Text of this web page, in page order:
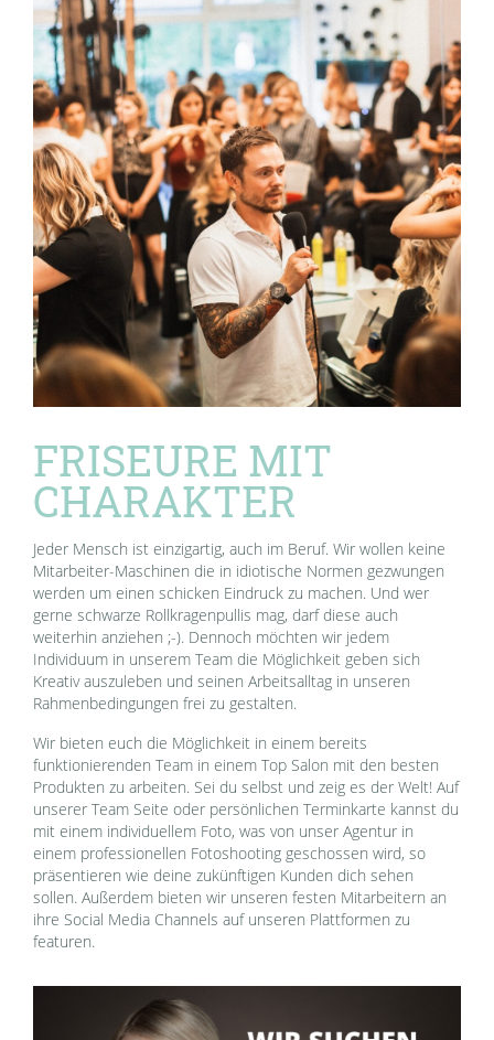
FRISEURE MIT
CHARAKTER
Jeder Mensch ist einzigartig, auch im Beruf. Wir wollen keine
Mitarbeiter-Maschinen die in idiotische Normen gezwungen
werden um einen schicken Eindruck zu machen. Und wer
gerne schwarze Rollkragenpullis mag, darf diese auch
weiterhin anziehen ;-). Dennoch möchten wir jedem
Individuum in unserem Team die Möglichkeit geben sich
Kreativ auszuleben und seinen Arbeitsalltag in unseren
Rahmenbedingungen frei zu gestalten.
Wir bieten euch die Möglichkeit in einem bereits
funktionierenden Team in einem Top Salon mit den besten
Produkten zu arbeiten. Sei du selbst und zeig es der Welt! Auf
unserer Team Seite oder persönlichen Terminkarte kannst du
mit einem individuellem Foto, was von unser Agentur in
einem professionellen Fotoshooting geschossen wird, so
präsentieren wie deine zukünftigen Kunden dich sehen
sollen. Außerdem bieten wir unseren festen Mitarbeitern an
ihre Social Media Channels auf unseren Plattformen zu
featuren.